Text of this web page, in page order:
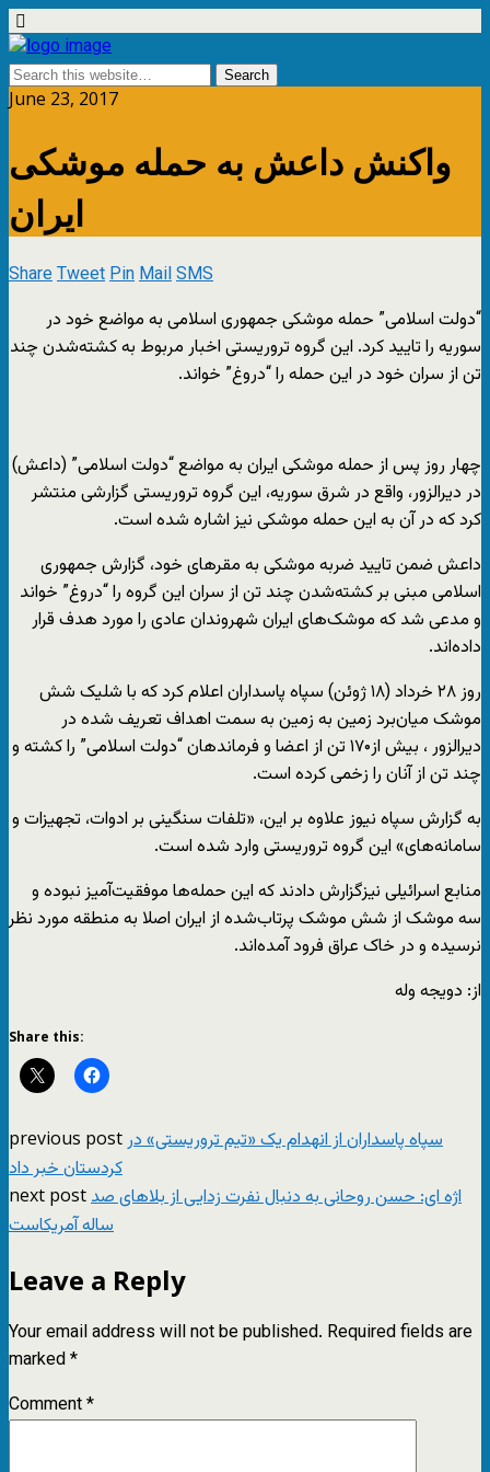
June 23, 2017
واکنش داعش به حمله موشکی
ایران
ShareTweetPinMailSMS
“دولت اسلامی” حمله موشکی جمهوری اسلامی به مواضع خود در
سوریه را تایید کرد. این گروه تروریستی اخبار مربوط به کشته‌شدن چند
تن از سران خود در این حمله را “دروغ” خواند.
چهار روز پس از حمله موشکی ایران به مواضع “دولت اسلامی” (داعش)
در دیرالزور، واقع در شرق سوریه، این گروه تروریستی گزارشی منتشر
کرد که در آن به این حمله موشکی نیز اشاره شده است.
داعش ضمن تایید ضربه موشکی به مقرهای خود، گزارش جمهوری
اسلامی مبنی بر کشته‌شدن چند تن از سران این گروه را “دروغ” خواند
و مدعی شد که موشک‌های ایران شهروندان عادی را مورد هدف قرار
داده‌اند.
روز ۲۸ خرداد (۱۸ ژوئن) سپاه پاسداران اعلام کرد که با شلیک شش
موشک میان‌برد زمین به زمین به سمت اهداف تعریف شده در
دیرالزور ، بیش از۱۷۰ تن از اعضا و فرماندهان “دولت اسلامی” را کشته و
چند تن از آنان را زخمی کرده‌ است.
به گزارش سپاه نیوز علاوه بر این، «تلفات سنگینی بر ادوات، تجهیزات و
سامانه‌های» این گروه تروریستی وارد شده است.
منابع اسرائیلی نیزگزارش دادند که این حمله‌ها موفقیت‌آمیز نبوده و
سه موشک از شش موشک پرتاب‌شده از ایران اصلا به منطقه مورد نظر
نرسیده و در خاک عراق فرود آمده‌اند.
از: دویجه وله
Share this:
previous post سپاه پاسداران از انهدام یک «تیم تروریستی» در
کردستان خبر داد
next postاژه ای: حسن روحانی به دنبال نفرت زدایی از بلاهای صد
ساله آمریکاست
Leave a Reply
Your email address will not be published. Required fields are
marked*
Comment*